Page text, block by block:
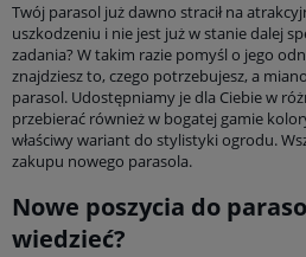
Twój parasol już dawno stracił na
uszkodzeniu i nie jest już w stanie dalej
zadania? W takim razie pomyśl o jego
znajdziesz to, czego potrzebujesz, a
parasol. Udostępniamy je dla Ciebie w
przebierać również w bogatej gamie
właściwy wariant do stylistyki ogrodu.
zakupu nowego parasola.
Nowe poszycia do
wiedzieć?